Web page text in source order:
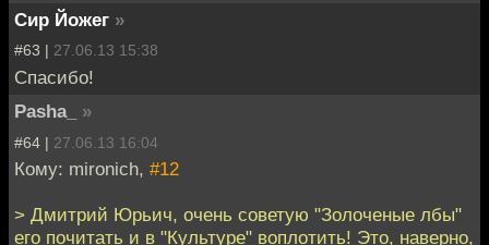
Сир Йожег »
#63 | 27.06.13 15:38
Спасибо!
Pasha_
»
#64 | 27.06.13 16:04
Кому: mironich, #12
> Дмитрий Юрьич, очень советую "Золоченые лбы"
его почитать и в "Культуре" воплотить! Это, наверно,